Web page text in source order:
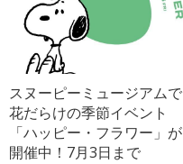
スヌーピーミュージアムで
花だらけの季節イベント
「ハッピー・フラワー」が
開催中！7月3日まで